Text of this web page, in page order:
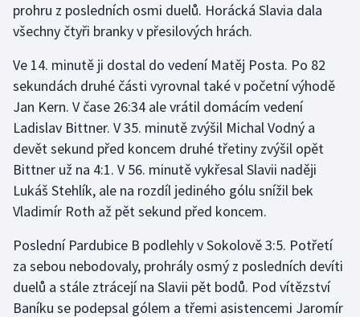
Parasport
Plavání
Plážový volejbal
Ragby
Rychlobruslení
Rychlostní kanoistika
Short track
Sportovní střelba
prohru z posledních osmi duelů. Horácká Slavia dala
všechny čtyři branky v přesilových hrách.
Ve 14. minutě ji dostal do vedení Matěj Posta. Po 82
sekundách druhé části vyrovnal také v početní výhodě
Jan Kern. V čase 26:34 ale vrátil domácím vedení
Ladislav Bittner. V 35. minutě zvýšil Michal Vodný a
devět sekund před koncem druhé třetiny zvýšil opět
Bittner už na 4:1. V 56. minutě vykřesal Slavii naději
Lukáš Stehlík, ale na rozdíl jediného gólu snížil bek
Vladimír Roth až pět sekund před koncem.
Poslední Pardubice B podlehly v Sokolově 3:5. Potřetí
za sebou nebodovaly, prohrály osmý z posledních devíti
duelů a stále ztrácejí na Slavii pět bodů. Pod vítězství
Baníku se podepsal gólem a třemi asistencemi Jaromír